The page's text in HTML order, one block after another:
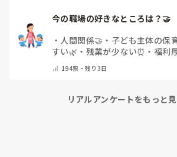
・ 人間関係🤝 ・ 子ども主体の保
すい🌿 ・ 残業が少ない⏰ ・ 福利
194票・残り3日
リアルアンケートをもっと